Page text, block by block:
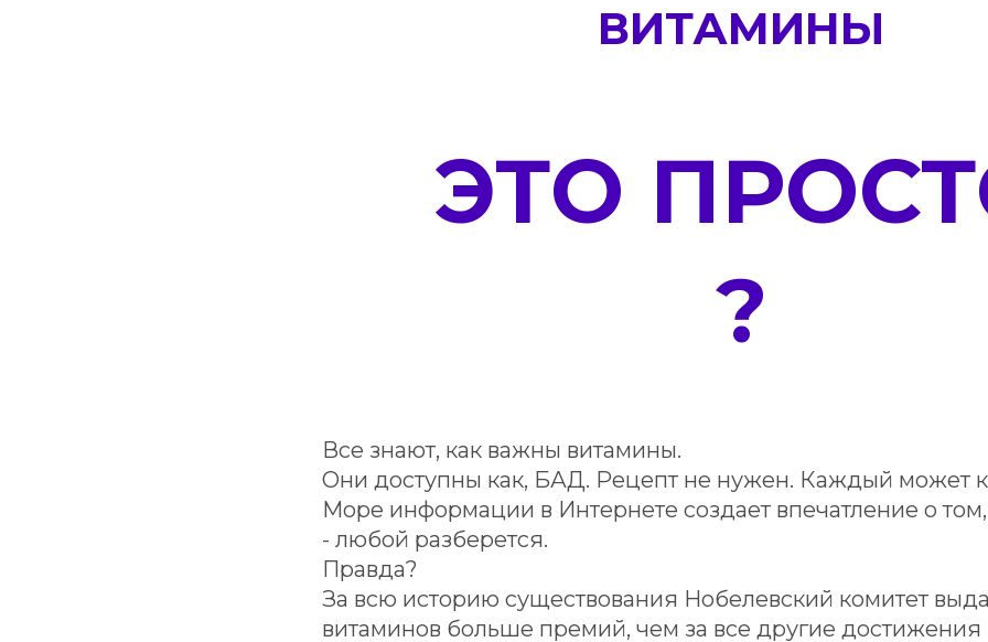
ВИТАМИНЫ
ЭТО
?
Все знают, как важны витамины.
Они доступны как, БАД. Рецепт не нужен. Каждый может
Море информации в Интернете создает впечатление о том,
- любой разберется.
Правда?
За всю историю существования Нобелевский комитет
витаминов больше премий, чем за все другие достижения